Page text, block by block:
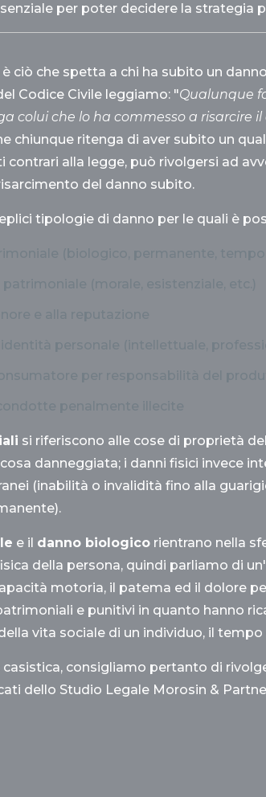
per poter decidere la strategia
è ciò che spetta a chi ha subito un
Codice Civile leggiamo: "Qualunque
colui che lo ha commesso a risarcire il
chiunque ritenga di aver subito un
alla legge, può rivolgersi ad
del danno subito.
tipologie di danno per le quali è
si riferiscono alle cose di proprietà
danneggiata; i danni fisici invece
(inabilità o invalidità fino alla
e il danno biologico rientrano nella
della persona, quindi parliamo di
motoria, il patema ed il dolore
e punitivi in quanto hanno
vita sociale di un individuo, il tempo
consigliamo pertanto di
dello Studio Legale Morosin &